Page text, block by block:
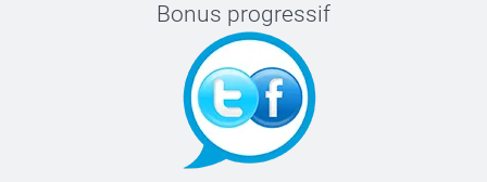
Bonus progressif